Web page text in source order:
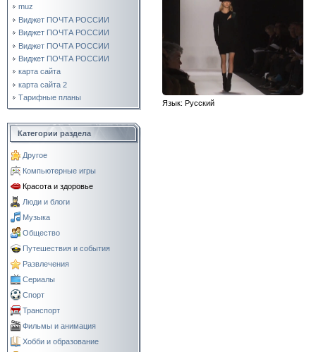
muz
Виджет ПОЧТА РОССИИ
Виджет ПОЧТА РОССИИ
Виджет ПОЧТА РОССИИ
Виджет ПОЧТА РОССИИ
карта сайта
карта сайта 2
Тарифные планы
Категории раздела
Другое
Компьютерные игры
Красота и здоровье
Люди и блоги
Музыка
Общество
Путешествия и события
Развлечения
Сериалы
Спорт
Транспорт
Фильмы и анимация
Хобби и образование
Язык: Русский